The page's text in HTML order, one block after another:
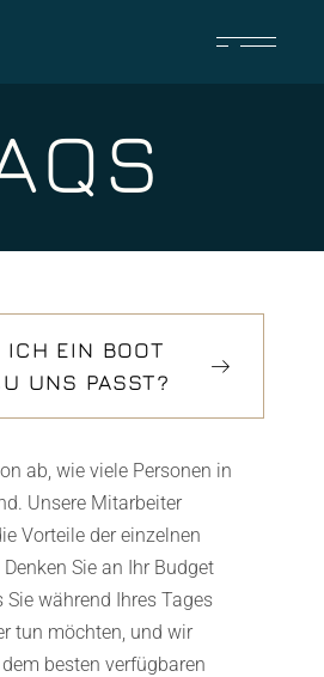
ICH EIN BOOT
UNS PASST?
ab, wie viele Personen in
Unsere Mitarbeiter
Vorteile der einzelnen
Sie an Ihr Budget
Sie während Ihres Tages
tun möchten, und wir
besten verfügbaren